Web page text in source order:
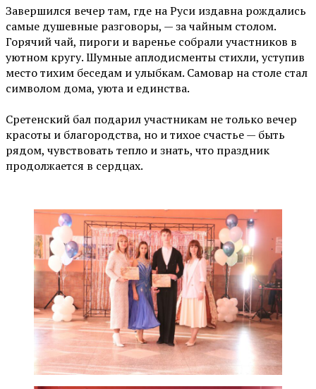
Завершился вечер там, где на Руси издавна рождались
самые душевные разговоры, — за чайным столом.
Горячий чай, пироги и варенье собрали участников в
уютном кругу. Шумные аплодисменты стихли, уступив
место тихим беседам и улыбкам. Самовар на столе стал
символом дома, уюта и единства.
Сретенский бал подарил участникам не только вечер
красоты и благородства, но и тихое счастье — быть
рядом, чувствовать тепло и знать, что праздник
продолжается в сердцах.